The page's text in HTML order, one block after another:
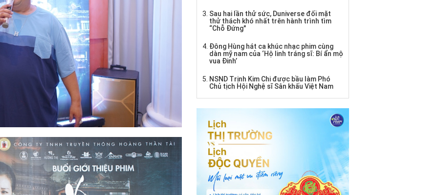
Sau hai lần thử sức, Duniverse đối mặt
thử thách khó nhất trên hành trình tìm
“Chỗ Đứng"
Đông Hùng hát ca khúc nhạc phim cùng
dàn mỹ nam của ‘Hộ linh tráng sĩ: Bí ẩn mộ
vua Đinh’
NSND Trịnh Kim Chi được bầu làm Phó
Chủ tịch Hội Nghệ sĩ Sân khấu Việt Nam